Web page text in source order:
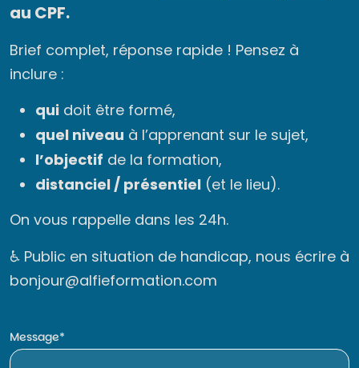
au CPF.
Brief complet, réponse rapide ! Pensez à
inclure :
qui doit être formé,
quel niveau à l’apprenant sur le sujet,
l’objectif de la formation,
distanciel / présentiel (et le lieu).
On vous rappelle dans les 24h.
♿ Public en situation de handicap, nous écrire à
bonjour@alfieformation.com
Message